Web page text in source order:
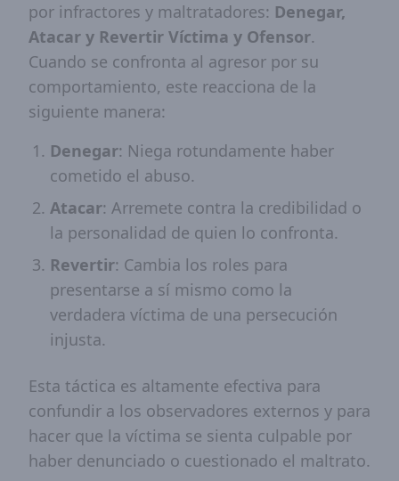
por infractores y maltratadores: Denegar,
Atacar y Revertir Víctima y Ofensor.
Cuando se confronta al agresor por su
comportamiento, este reacciona de la
siguiente manera:
Denegar: Niega rotundamente haber
cometido el abuso.
Atacar: Arremete contra la credibilidad o
la personalidad de quien lo confronta.
Revertir: Cambia los roles para
presentarse a sí mismo como la
verdadera víctima de una persecución
injusta.
Esta táctica es altamente efectiva para
confundir a los observadores externos y para
hacer que la víctima se sienta culpable por
haber denunciado o cuestionado el maltrato.